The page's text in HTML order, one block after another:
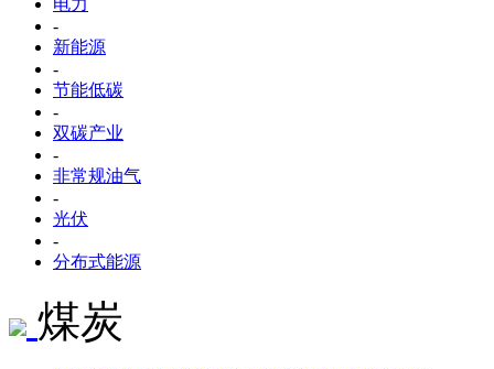
电力
-
新能源
-
节能低碳
-
双碳产业
-
非常规油气
-
光伏
-
分布式能源
煤炭